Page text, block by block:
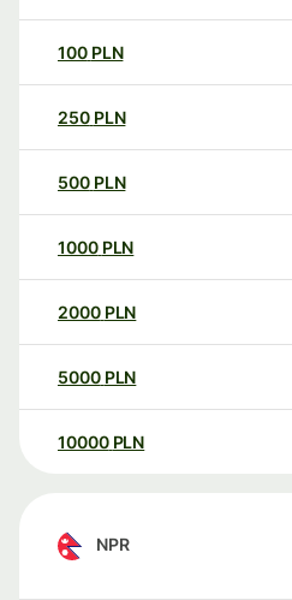
100 PLN
250 PLN
500 PLN
1000 PLN
2000 PLN
5000 PLN
10000 PLN
NPR